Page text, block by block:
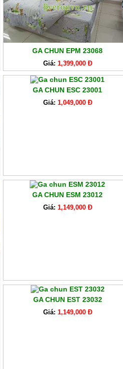
GA CHUN EPM 23068
Giá: 1,399,000 Đ
GA CHUN ESC 23001
Giá: 1,049,000 Đ
GA CHUN ESM 23012
Giá: 1,149,000 Đ
GA CHUN EST 23032
Giá: 1,149,000 Đ